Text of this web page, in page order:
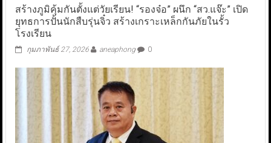
สร้างภูมิคุ้มกันตั้งแต่วัยเรียน! “รองจ๋อ” ผนึก “สว.แจ๊ะ” เปิด
ยุทธการปั้นนักสืบรุ่นจิ๋ว สร้างเกราะเหล็กกันภัยในรั้ว
โรงเรียน
กุมภาพันธ์ 27, 2026 aneaphong 0